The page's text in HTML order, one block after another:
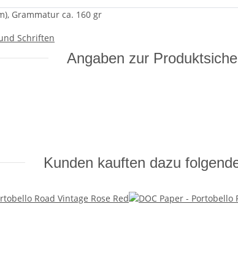
Grammatur ca. 160 gr
Schriften
Angaben zur
Kunden kauften dazu